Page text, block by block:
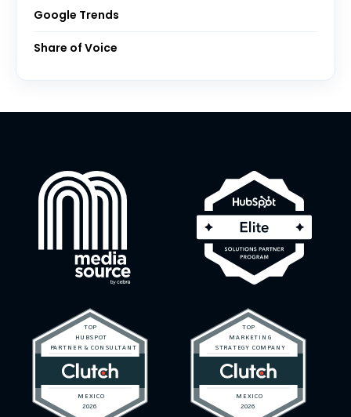
Google Trends
Share of Voice